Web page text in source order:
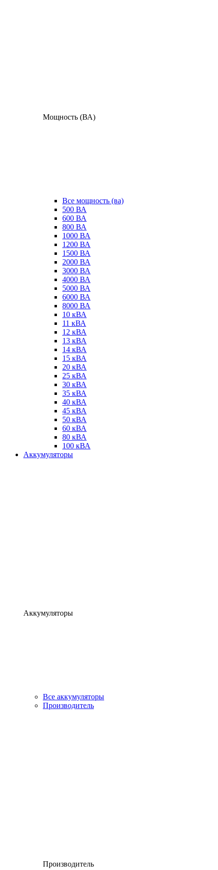
Мощность (ВА)
Все мощность (ва)
500 ВА
600 ВА
800 ВА
1000 ВА
1200 ВА
1500 ВА
2000 ВА
3000 ВА
4000 ВА
5000 ВА
6000 ВА
8000 ВА
10 кВА
11 кВА
12 кВА
13 кВА
14 кВА
15 кВА
20 кВА
25 кВА
30 кВА
35 кВА
40 кВА
45 кВА
50 кВА
60 кВА
80 кВА
100 кВА
Аккумуляторы
Аккумуляторы
Все аккумуляторы
Производитель
Производитель